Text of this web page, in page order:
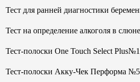
Тест для ранней диагностики
Тест на определение алкоголя в
Тест-полоски One Touch Select
Тест-полоски Акку-Чек Перформа